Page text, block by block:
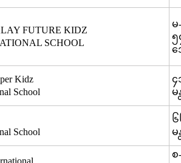
FUTURE KIDZ
SCHOOL
မ
၅
အ
Kidz
School
၄
မ
School
၆
မ
စ